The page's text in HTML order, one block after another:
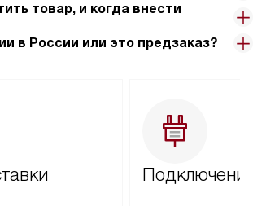
товар, и когда внести
в России или это предзаказ?